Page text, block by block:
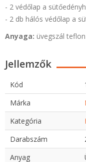
- 2 védőlap a
- 2 db hálós védőlap a
Anyaga: üvegszál
Jellemzők
Kód
Márka
Kategória
Darabszám
Anyag